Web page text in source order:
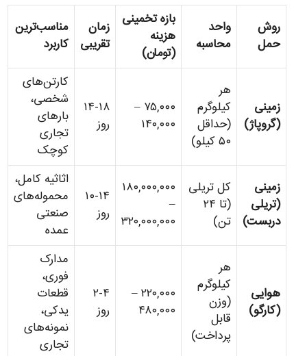
روش
حمل
واحد
محاسبه
بازه تخمینی
هزینه
(تومان)
زمان
تقریبی
مناسب‌ترین
کاربرد
زمینی
(گروپاژ)
هر
کیلوگرم
(حداقل
۵۰ کیلو)
۷۵,۰۰۰ –
۱۴۰,۰۰۰
۱۴-۱۸
روز
کارتن‌های
شخصی،
بارهای
تجاری
کوچک
زمینی
(تریلی
دربست)
کل تریلی
(تا ۲۴
تن)
۱۸۰,۰۰۰,۰۰۰
–
۳۲۰,۰۰۰,۰۰۰
۱۰-۱۴
روز
اثاثیه کامل،
محموله‌های
صنعتی
عمده
هوایی
(کارگو)
هر
کیلوگرم
(وزن
قابل
پرداخت)
۲۲۰,۰۰۰ –
۴۸۰,۰۰۰
۲-۴
روز
مدارک
فوری،
قطعات
یدکی،
نمونه‌های
تجاری